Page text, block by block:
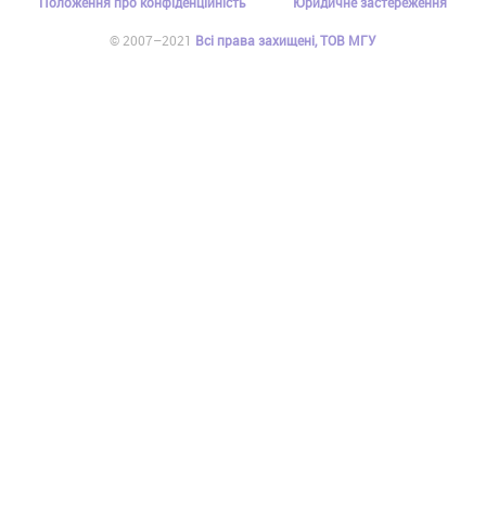
© 2007–2021 Всі права захищені, ТОВ МГУ